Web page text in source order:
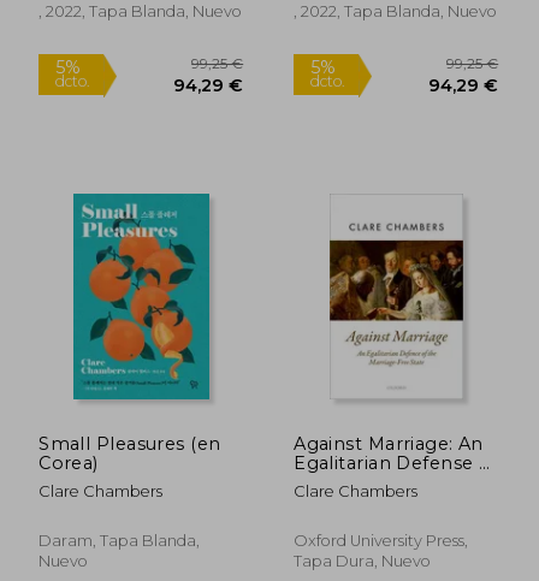
5%
dcto.
5%
dcto.
, 2022, Tapa Blanda, Nuevo , 2022, Tapa Blanda, Nuevo
Small Pleasures (en
Corea)
Clare Chambers
Daram, Tapa Blanda,
Nuevo
Against Marriage: An
Egalitarian Defense of
the Marriage-Free
State (Oxford Political
Clare Chambers
Oxford University Press,
Tapa Dura, Nuevo